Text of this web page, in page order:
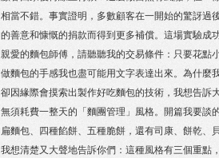
相當不錯。事實證明，多數顧客在一開始的驚訝過
的善意和慷慨的捐款而得到更多補償。這場實驗
親愛的麵包師傅，請聽聽我的交易條件：只要花點
做麵包的手感我也盡可能用文字表達出來。為什麼
卻因緣際會摸索出製作好吃麵包的技術，我想告訴
無須耗費一整天的「麵團管理」風格。開篇我要談
扁麵包、四種餡餅、五種脆餅，還有司康、餅乾、
我想清楚又大聲地告訴你們：這種風格有三個重點